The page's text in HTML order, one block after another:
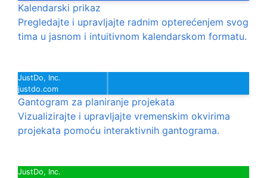
Kalendarski prikaz
Pregledajte i upravljajte radnim opterećenjem svog
tima u jasnom i intuitivnom kalendarskom formatu.
JustDo, Inc.
justdo.com
Gantogram za planiranje projekata
Vizualizirajte i upravljajte vremenskim okvirima
projekata pomoću interaktivnih gantograma.
JustDo, Inc.